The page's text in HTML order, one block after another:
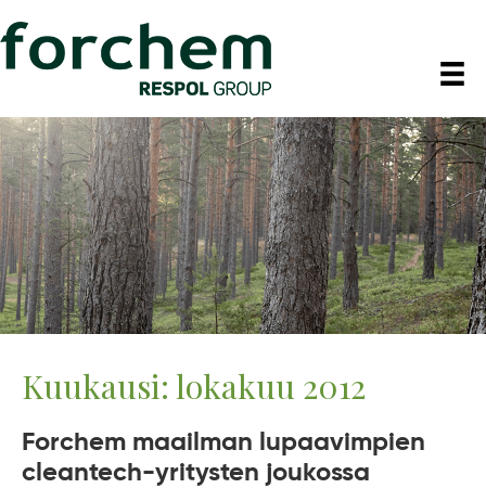
Kuukausi: lokakuu 2012
Forchem maailman lupaavimpien
cleantech-yritysten joukossa